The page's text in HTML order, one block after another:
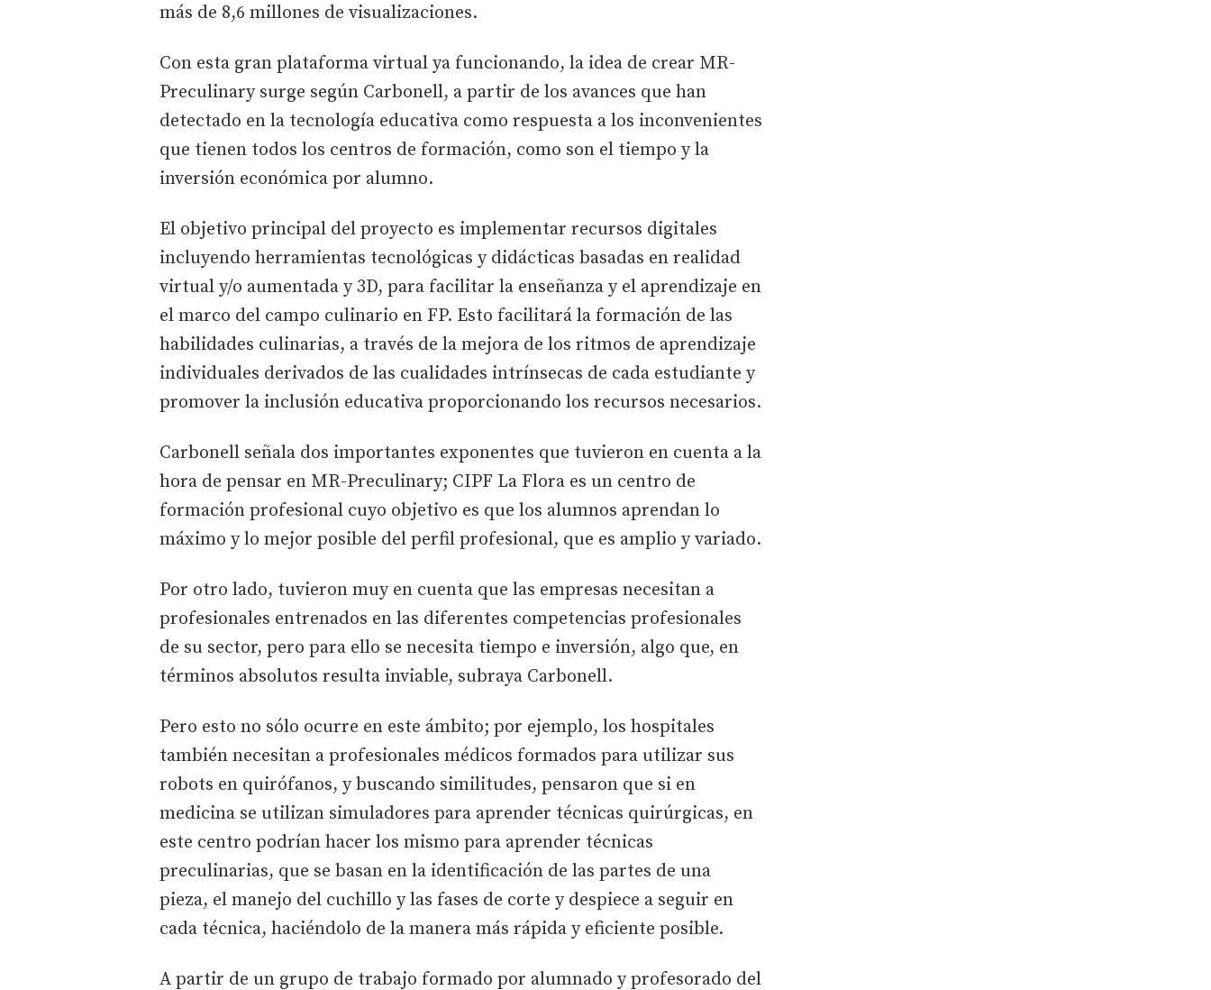
más de 8,6 millones de visualizaciones.
Con esta gran plataforma virtual ya funcionando, la idea de crear MR-
Preculinary surge según Carbonell, a partir de los avances que han
detectado en la tecnología educativa como respuesta a los inconvenientes
que tienen todos los centros de formación, como son el tiempo y la
inversión económica por alumno.
El objetivo principal del proyecto es implementar recursos digitales
incluyendo herramientas tecnológicas y didácticas basadas en realidad
virtual y/o aumentada y 3D, para facilitar la enseñanza y el aprendizaje en
el marco del campo culinario en FP. Esto facilitará la formación de las
habilidades culinarias, a través de la mejora de los ritmos de aprendizaje
individuales derivados de las cualidades intrínsecas de cada estudiante y
promover la inclusión educativa proporcionando los recursos necesarios.
Carbonell señala dos importantes exponentes que tuvieron en cuenta a la
hora de pensar en MR-Preculinary; CIPF La Flora es un centro de
formación profesional cuyo objetivo es que los alumnos aprendan lo
máximo y lo mejor posible del perfil profesional, que es amplio y variado.
Por otro lado, tuvieron muy en cuenta que las empresas necesitan a
profesionales entrenados en las diferentes competencias profesionales
de su sector, pero para ello se necesita tiempo e inversión, algo que, en
términos absolutos resulta inviable, subraya Carbonell.
Pero esto no sólo ocurre en este ámbito; por ejemplo, los hospitales
también necesitan a profesionales médicos formados para utilizar sus
robots en quirófanos, y buscando similitudes, pensaron que si en
medicina se utilizan simuladores para aprender técnicas quirúrgicas, en
este centro podrían hacer los mismo para aprender técnicas
preculinarias, que se basan en la identificación de las partes de una
pieza, el manejo del cuchillo y las fases de corte y despiece a seguir en
cada técnica, haciéndolo de la manera más rápida y eficiente posible.
A partir de un grupo de trabajo formado por alumnado y profesorado del